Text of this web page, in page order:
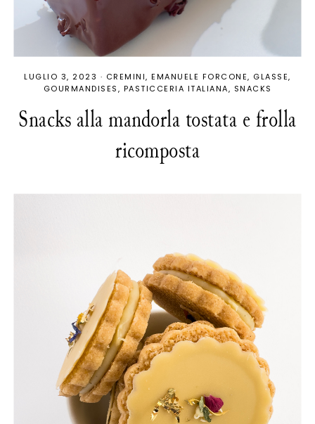
LUGLIO 3, 2023 · CREMINI EMANUELE FORCONE GLASSE
GOURMANDISES
PASTICCERIA ITALIANA SNACKS
Snacks alla mandorla tostata e frolla
ricomposta